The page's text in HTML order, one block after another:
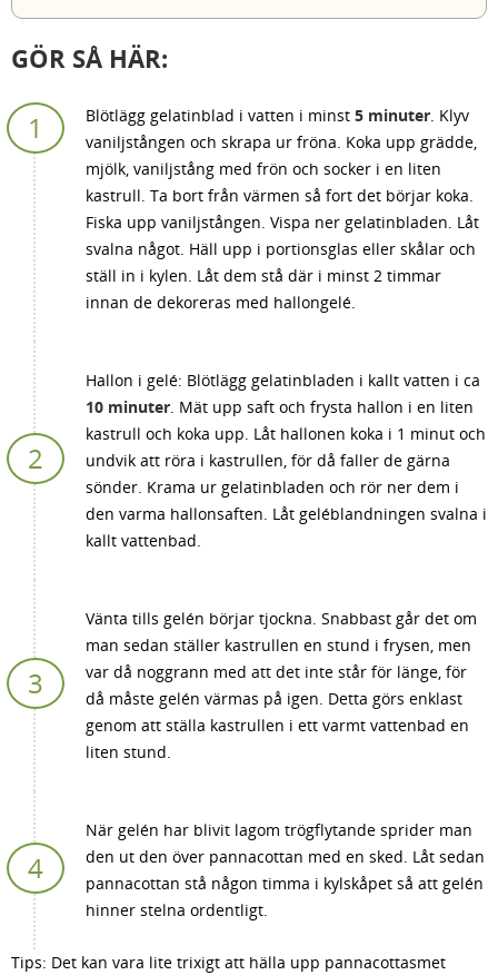
GÖR SÅ HÄR:
Blötlägg gelatinblad i vatten i minst 5 minuter. Klyv
vaniljstången och skrapa ur fröna. Koka upp grädde,
mjölk, vaniljstång med frön och socker i en liten
kastrull. Ta bort från värmen så fort det börjar koka.
Fiska upp vaniljstången. Vispa ner gelatinbladen. Låt
svalna något. Häll upp i portionsglas eller skålar och
ställ in i kylen. Låt dem stå där i minst 2 timmar
innan de dekoreras med hallongelé.
Hallon i gelé: Blötlägg gelatinbladen i kallt vatten i ca
10 minuter. Mät upp saft och frysta hallon i en liten
kastrull och koka upp. Låt hallonen koka i 1 minut och
undvik att röra i kastrullen, för då faller de gärna
sönder. Krama ur gelatinbladen och rör ner dem i
den varma hallonsaften. Låt geléblandningen svalna i
kallt vattenbad.
Vänta tills gelén börjar tjockna. Snabbast går det om
man sedan ställer kastrullen en stund i frysen, men
var då noggrann med att det inte står för länge, för
då måste gelén värmas på igen. Detta görs enklast
genom att ställa kastrullen i ett varmt vattenbad en
liten stund.
När gelén har blivit lagom trögflytande sprider man
den ut den över pannacottan med en sked. Låt sedan
pannacottan stå någon timma i kylskåpet så att gelén
hinner stelna ordentligt.
Tips: Det kan vara lite trixigt att hälla upp pannacottasmet